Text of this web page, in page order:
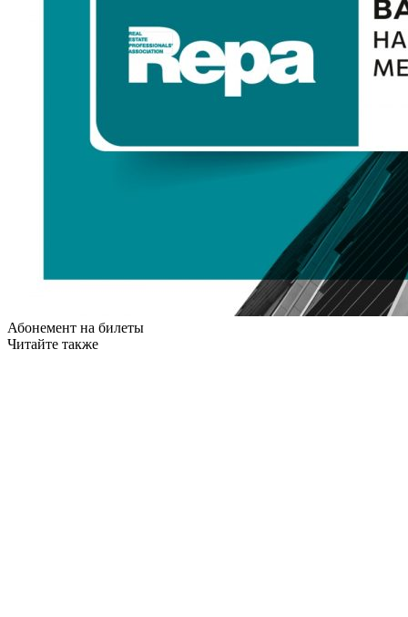
Абонемент на билеты
Читайте также